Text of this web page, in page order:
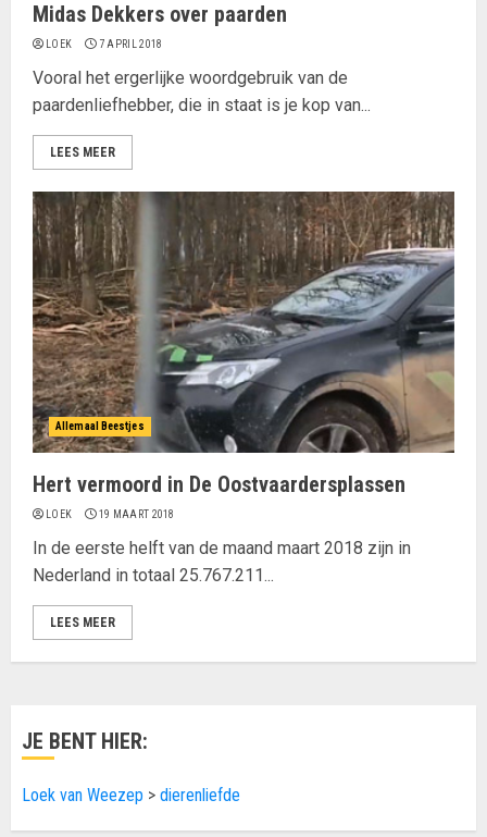
Midas Dekkers over paarden
LOEK 7 APRIL 2018
Vooral het ergerlijke woordgebruik van de
paardenliefhebber, die in staat is je kop van...
LEES MEER
Allemaal Beestjes
Hert vermoord in De Oostvaardersplassen
LOEK 19 MAART 2018
In de eerste helft van de maand maart 2018 zijn in
Nederland in totaal 25.767.211...
LEES MEER
JE BENT HIER:
Loek van Weezep > dierenliefde